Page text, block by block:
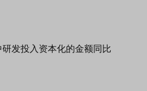
发投入资本化的金额同比